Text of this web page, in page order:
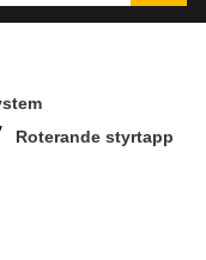
Roterande styrtapp